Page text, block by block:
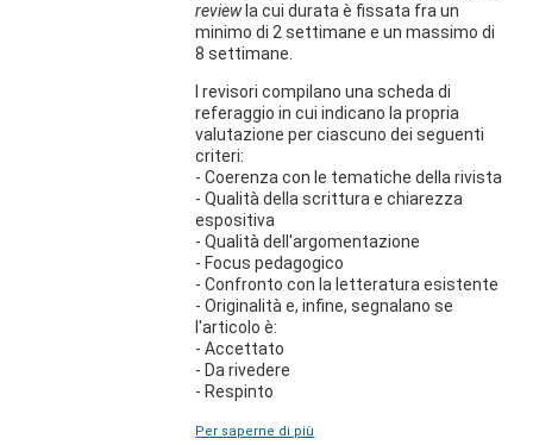
reviewla cui durata è fissata fra un
minimo di 2 settimane e un massimo di
8 settimane.
I revisori compilano una scheda di
referaggio in cui indicano la propria
valutazione per ciascuno dei seguenti
criteri:
- Coerenza con le tematiche della rivista
- Qualità della scrittura e chiarezza
espositiva
- Qualità dell'argomentazione
- Focus pedagogico
- Confronto con la letteratura esistente
- Originalità e, infine, segnalano se
l'articolo è:
- Accettato
- Da rivedere
- Respinto
Per saperne di più